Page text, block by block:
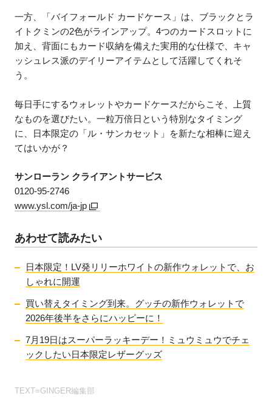
一方、「バイフォールド カードケース」は、ブラックとラ
イトクミンの2色がラインアップ。4つのカードスロットに
加え、背面にもカード収納を備えた実用的な仕様で、キャ
ッシュレス派のデイリーアイテムとして活躍してくれそ
う。
毎日手にするウォレットやカードケースだからこそ、上質
なものを選びたい。一粒万倍日という特別なタイミング
に、日本限定の「ル・サンカセット」を新たな相棒に迎え
てはいかが？
サンローラン クライアントサービス
0120-95-2746
www.ysl.com/ja-jp
あわせて読みたい
日本限定！LV発リリーホワイトの新作ウォレットで、お
しゃれに開運
買い替えタイミング到来。グッチの新作ウォレットで
2026年後半をさらにハッピーに！
7月19日はスーパーラッキーデー！ミュウミュウでチェ
ックしたい日本限定レザーグッズ
TEXT=GINGER編集部